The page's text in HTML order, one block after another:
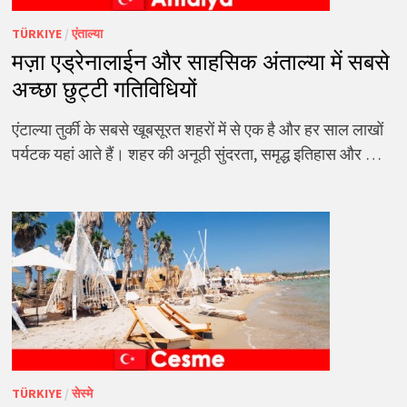
TÜRKIYE/एंताल्या
मज़ा एड्रेनालाईन और साहसिक अंताल्या में सबसे
अच्छा छुट्टी गतिविधियों
एंटाल्या तुर्की के सबसे खूबसूरत शहरों में से एक है और हर साल लाखों
पर्यटक यहां आते हैं। शहर की अनूठी सुंदरता, समृद्ध इतिहास और …
TÜRKIYE/सेस्मे